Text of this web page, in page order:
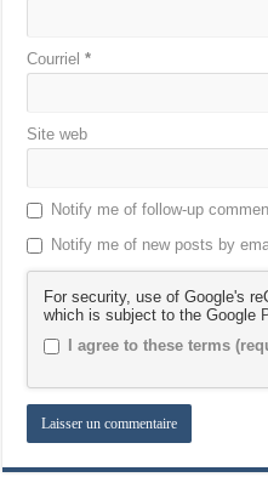
Courriel*
Site web
Notify me of follow-up
Notify me of new posts by
For security, use of Google's
which is subject to the Google
I agree to these terms